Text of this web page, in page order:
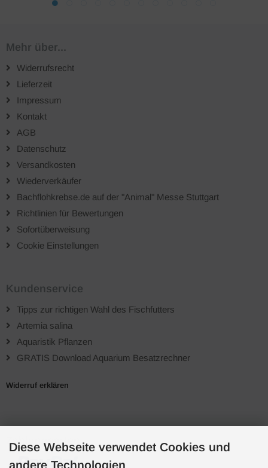
Mehr über...
Widerrufsrecht
Lieferzeit
Impressum
Kontakt
AGB
Datenschutz
Versandkosten
Wiederverkäufer
Bachflohkrebse.de auf der "Animal" Messe Stuttgart
Richtlinien für Bewertungen
Sofortüberweisung
Cookie Einstellungen
Kundenservice
Tipps zur richtigen Wahl des Fischfutters
Artemia salina
Aquaristik Pflanzen
GRATIS Download Aquarium Besatzrechner
Widerruf erklären
Zahlungsarten
Diese Webseite verwendet Cookies und
andere Technologien